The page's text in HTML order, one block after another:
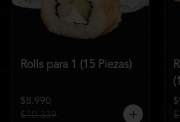
Rolls para 1 (15 Piezas)
$8.990
$10.339